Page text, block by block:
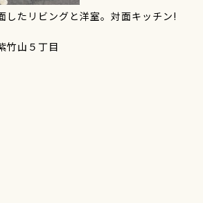
したリビングと洋室。対面キッチン!
竹山５丁目